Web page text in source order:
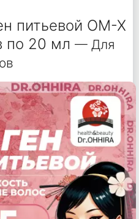
питьевой ОМ-Х
по 20 мл — Для